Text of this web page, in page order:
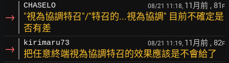
→
CHASELO 08/21 11:18, 11月前 , 81 F
"視為協調特召"/"特召的...視為協調" 目前不確定是
否有差
→ kirimaru73 08/21 11:19, 11月前 , 82F
把任意終端視為協調特召的效果應該是不會給了